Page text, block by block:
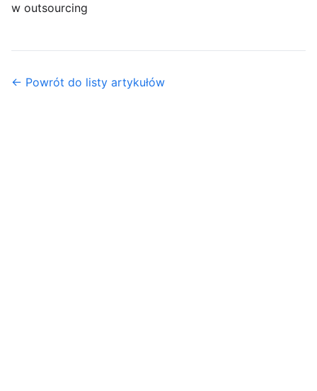
w outsourcing
← Powrót do listy artykułów